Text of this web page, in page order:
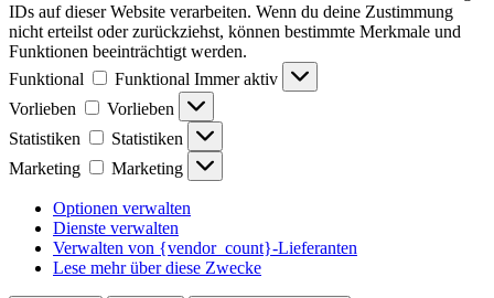
IDs auf dieser Website verarbeiten. Wenn du deine Zustimmung
nicht erteilst oder zurückziehst, können bestimmte Merkmale und
Funktionen beeinträchtigt werden.
Funktional
Funktional Immer aktiv
Vorlieben
Vorlieben
Statistiken
Statistiken
Marketing
Marketing
Optionen verwalten
Dienste verwalten
Verwalten von {vendor_count}-Lieferanten
Lese mehr über diese Zwecke